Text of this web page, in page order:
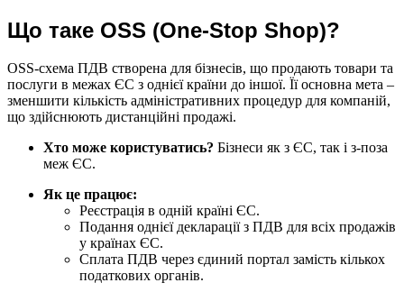
Що таке OSS (One-Stop Shop)?
OSS-схема ПДВ створена для бізнесів, що продають товари та
послуги в межах ЄС з однієї країни до іншої. Її основна мета –
зменшити кількість адміністративних процедур для компаній,
що здійснюють дистанційні продажі.
Хто може користуватись? Бізнеси як з ЄС, так і з-поза
меж ЄС.
Як це працює:
Реєстрація в одній країні ЄС.
Подання однієї декларації з ПДВ для всіх продажів
у країнах ЄС.
Сплата ПДВ через єдиний портал замість кількох
податкових органів.